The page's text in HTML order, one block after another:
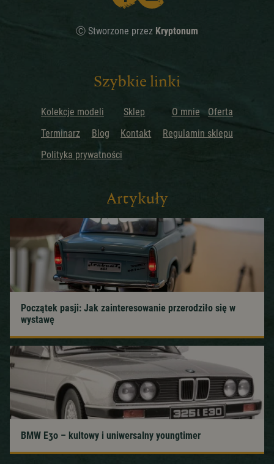
Ⓒ Stworzone przez Kryptonum
Szybkie linki
Kolekcje modeli Sklep O mnie
Oferta
Terminarz
Blog Kontakt
Regulamin sklepu
Polityka prywatności
Artykuły
Początek pasji: Jak zainteresowanie przerodziło się w
wystawę
BMW E30 – kultowy i uniwersalny youngtimer